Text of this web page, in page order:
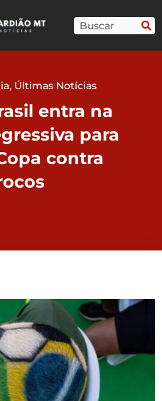
Pesquisar
, Últimas Notícias
entra na
para
contra